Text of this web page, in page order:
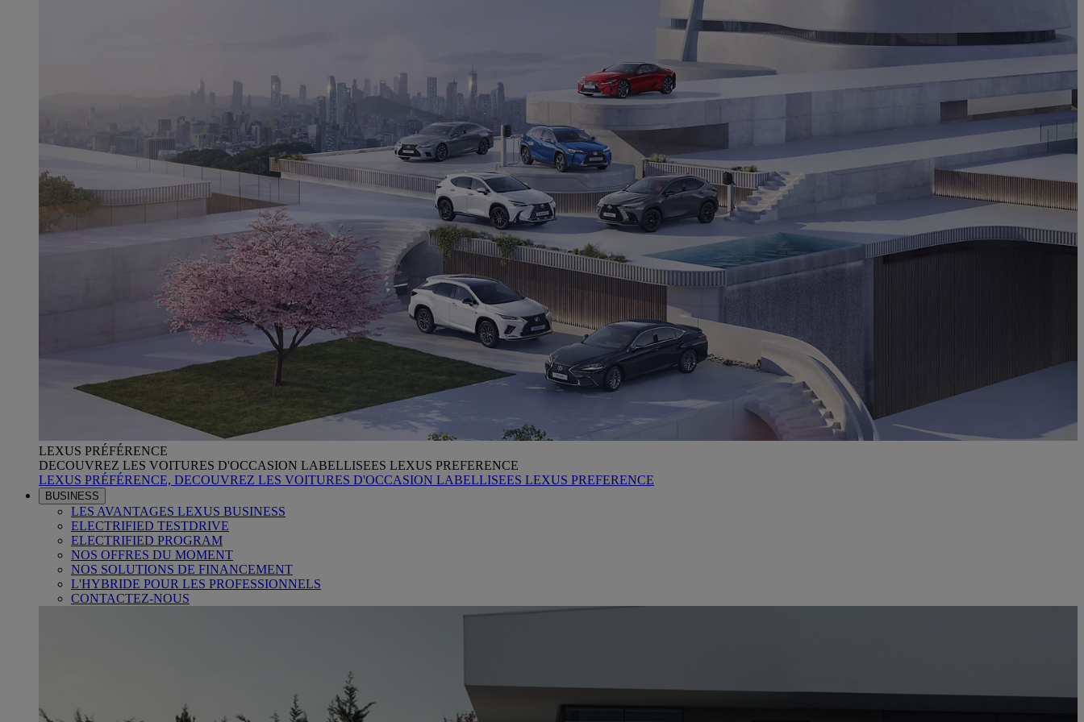
LEXUS PRÉFÉRENCE
DECOUVREZ LES VOITURES D'OCCASION LABELLISEES LEXUS PREFERENCE
LEXUS PRÉFÉRENCE, DECOUVREZ LES VOITURES D'OCCASION LABELLISEES LEXUS PREFERENCE
BUSINESS
LES AVANTAGES LEXUS BUSINESS
ELECTRIFIED TESTDRIVE
ELECTRIFIED PROGRAM
NOS OFFRES DU MOMENT
NOS SOLUTIONS DE FINANCEMENT
L'HYBRIDE POUR LES PROFESSIONNELS
CONTACTEZ-NOUS